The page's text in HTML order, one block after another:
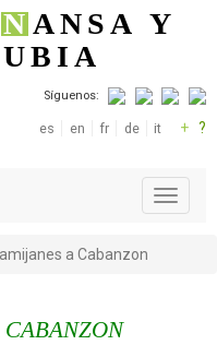
principal
NANSA Y
Síguenos:
es en fr de it + ?
T
o
a Cabanzon